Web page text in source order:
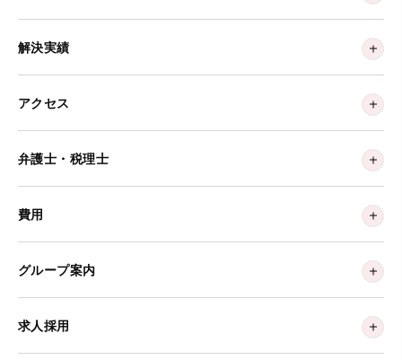
解決実績
アクセス
弁護士・税理士
費用
グループ案内
求人採用